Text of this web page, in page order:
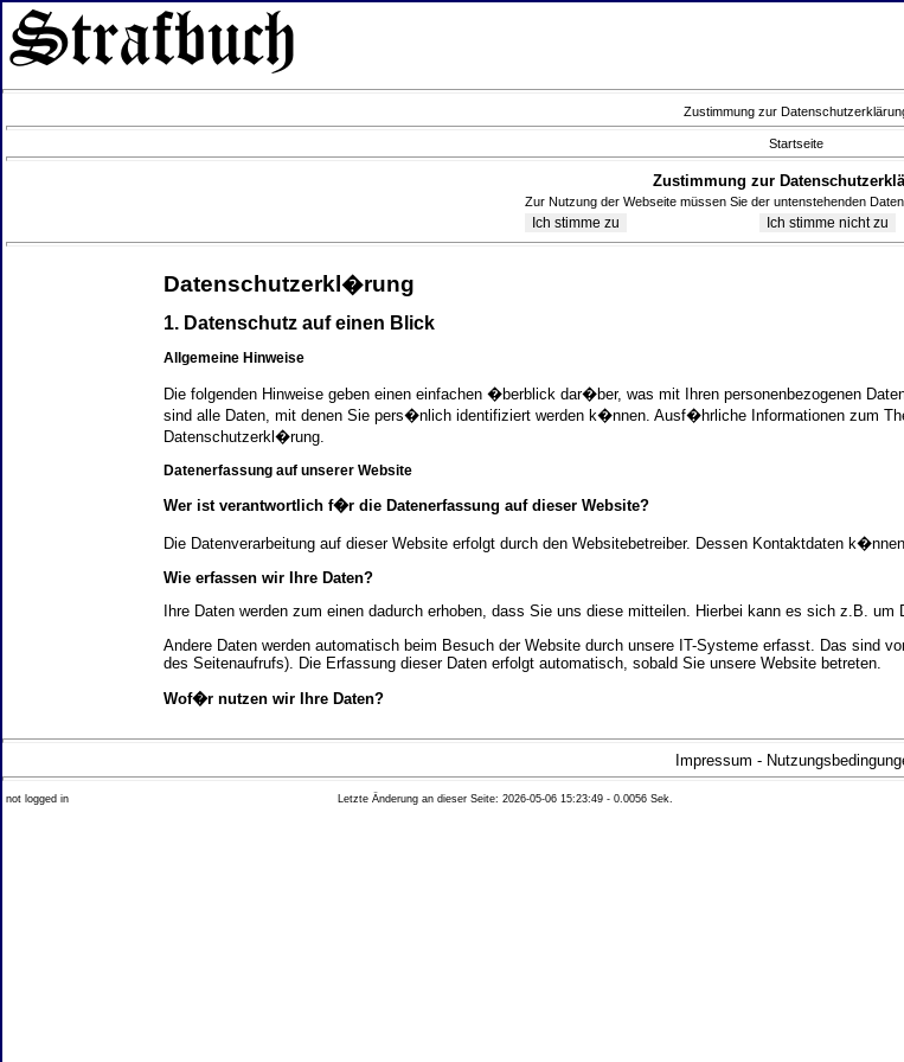
Zustimmung zur
Startseite
Zustimmung zur
Zur Nutzung der Webseite müssen Sie der untenstehenden
Datenschutzerkl�rung
1. Datenschutz auf einen Blick
Allgemeine Hinweise
Die folgenden Hinweise geben einen einfachen �berblick dar�ber, was mit Ihren personenbezogenen
sind alle Daten, mit denen Sie pers�nlich identifiziert werden k�nnen. Ausf�hrliche Informationen zum
Datenschutzerkl�rung.
Datenerfassung auf unserer Website
Wer ist verantwortlich f�r die Datenerfassung auf dieser Website?
Die Datenverarbeitung auf dieser Website erfolgt durch den Websitebetreiber. Dessen Kontaktdaten
Wie erfassen wir Ihre Daten?
Ihre Daten werden zum einen dadurch erhoben, dass Sie uns diese mitteilen. Hierbei kann es sich z.B.
Andere Daten werden automatisch beim Besuch der Website durch unsere IT-Systeme erfasst. Das sind
des Seitenaufrufs). Die Erfassung dieser Daten erfolgt automatisch, sobald Sie unsere Website betreten.
Wof�r nutzen wir Ihre Daten?
Ein Teil der Daten wird erhoben, um eine fehlerfreie Bereitstellung der Website zu gew�hrleisten. Andere
Welche Rechte haben Sie bez�glich Ihrer Daten?
Sie haben jederzeit das Recht unentgeltlich Auskunft �ber Herkunft, Empf�nger und Zweck Ihrer
Impressum -
not logged in Letzte Änderung an dieser Seite: 2026-05-06 15:23:49 - 0.0056 Sek.